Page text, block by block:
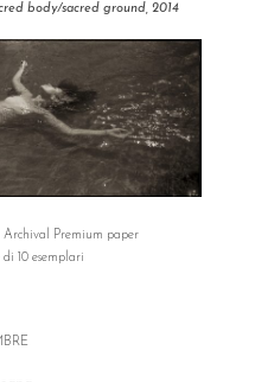
body/sacred ground, 2014
Archival Premium paper
10 esemplari